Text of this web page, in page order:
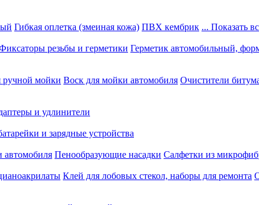
Гибкая оплетка (змеиная кожа) ПВХ кембрик ... Показать
резьбы и герметики Герметик автомобильный,
мойки Воск для мойки автомобиля Очистители
и удлинители
и зарядные устройства
автомобиля Пенообразующие насадки Салфетки из
Клей для лобовых стекол, наборы для ремонта